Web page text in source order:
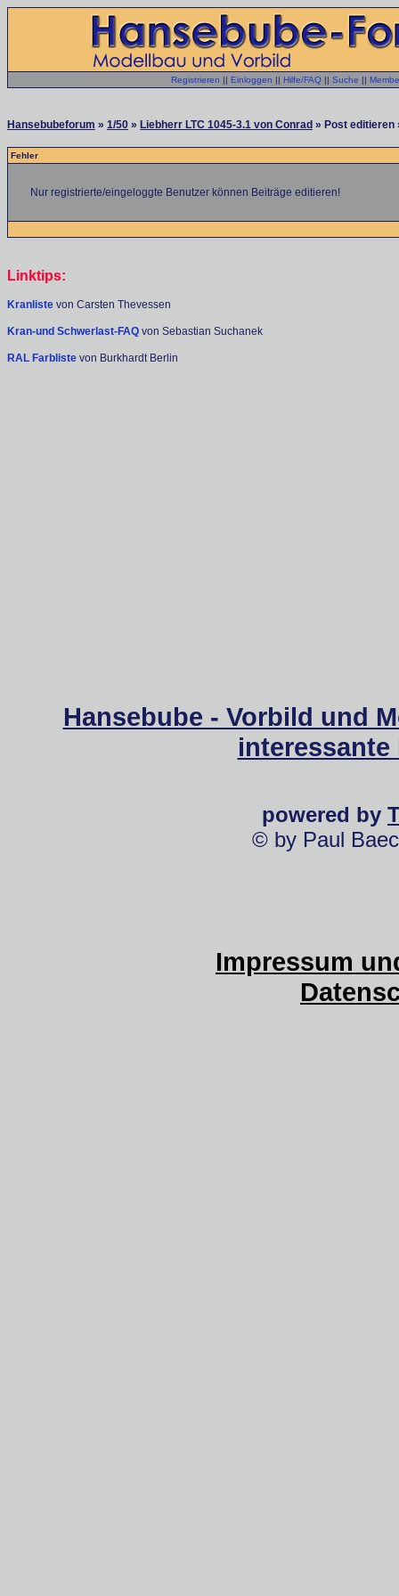
Registrieren || Einloggen || Hilfe/FAQ || Suche ||
Hansebubeforum » 1/50 » Liebherr LTC 1045-3.1 von Conrad » Post editieren
Fehler
Nur registrierte/eingeloggte Benutzer können Beiträge editieren!
Linktips:
Kranliste von Carsten Thevessen
Kran-und Schwerlast-FAQ von Sebastian Suchanek
RAL Farbliste von Burkhardt Berlin
Hansebube - Vorbild und
powered by
© by Paul
Impressum